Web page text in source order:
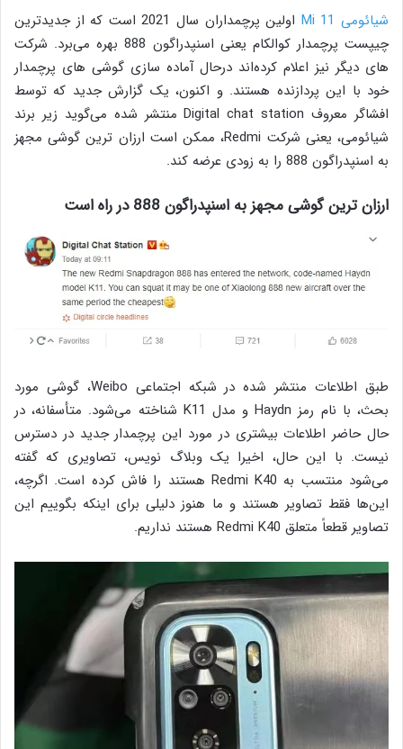
شیائومی Mi 11
اولین پرچمداران سال 2021 است که از جدیدترین
چیپست پرچمدار کوالکام یعنی اسنپدراگون 888 بهره می‌برد. شرکت
های دیگر نیز اعلام کرده‌اند درحال آماده سازی گوشی های پرچمدار
خود با این پردازنده هستند. و اکنون، یک گزارش جدید که توسط
افشاگر معروف Digital chat station منتشر شده می‌گوید زیر برند
شیائومی، یعنی شرکت Redmi، ممکن است ارزان ترین گوشی مجهز
به اسنپدراگون 888 را به زودی عرضه کند.
ارزان ترین گوشی مجهز به اسنپدراگون 888 در راه است
طبق اطلاعات منتشر شده در شبکه اجتماعی Weibo، گوشی مورد
بحث، با نام رمز Haydn و مدل K11 شناخته می‌شود. متأسفانه، در
حال حاضر اطلاعات بیشتری در مورد این پرچمدار جدید در دسترس
نیست. با این حال، اخیرا یک وبلاگ نویس، تصاویری که گفته
می‌شود منتسب به Redmi K40 هستند را فاش کرده است. اگرچه،
این‌ها فقط تصاویر هستند و ما هنوز دلیلی برای اینکه بگوییم این
تصاویر قطعاً متعلق Redmi K40 هستند نداریم.